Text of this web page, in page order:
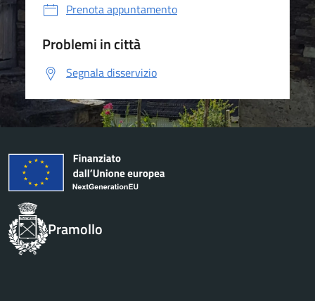
Prenota appuntamento
Problemi in città
Segnala disservizio
Pramollo